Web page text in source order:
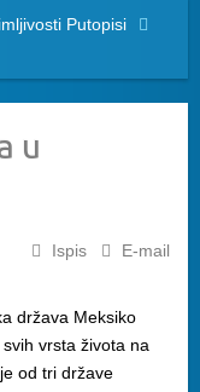
Putopisi
u
Ispis E-mail
država Meksiko
vrsta života na
od tri države